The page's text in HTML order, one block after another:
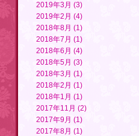
2019年3月 (3)
2019年2月 (4)
2018年8月 (1)
2018年7月 (1)
2018年6月 (4)
2018年5月 (3)
2018年3月 (1)
2018年2月 (1)
2018年1月 (1)
2017年11月 (2)
2017年9月 (1)
2017年8月 (1)